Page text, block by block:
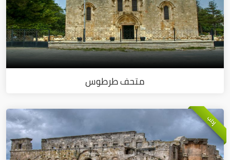
متحف طرطوس
إدلب